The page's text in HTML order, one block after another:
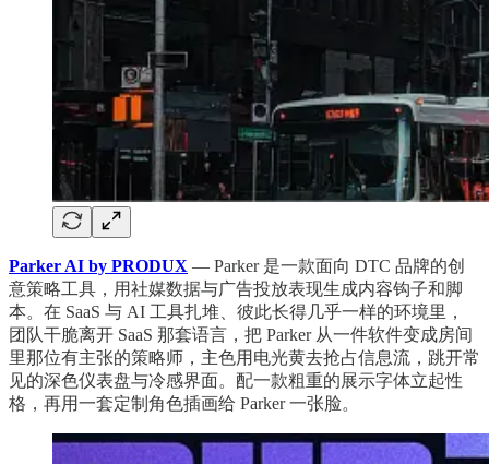
Parker AI by PRODUX — Parker 是一款面向 DTC 品牌的创
意策略工具，用社媒数据与广告投放表现生成内容钩子和脚
本。在 SaaS 与 AI 工具扎堆、彼此长得几乎一样的环境里，
团队干脆离开 SaaS 那套语言，把 Parker 从一件软件变成房间
里那位有主张的策略师，主色用电光黄去抢占信息流，跳开常
见的深色仪表盘与冷感界面。配一款粗重的展示字体立起性
格，再用一套定制角色插画给 Parker 一张脸。